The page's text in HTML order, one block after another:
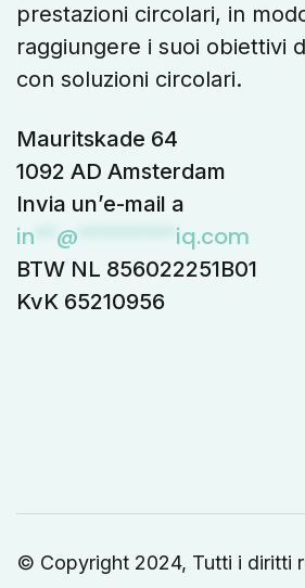
prestazioni circolari, in
raggiungere i suoi obiettivi
con soluzioni circolari.
Mauritskade 64
1092 AD Amsterdam
Invia un’e-mail a
in @ iq.com
BTW NL 856022251B01
KvK 65210956
© Copyright 2024, Tutti i diritti